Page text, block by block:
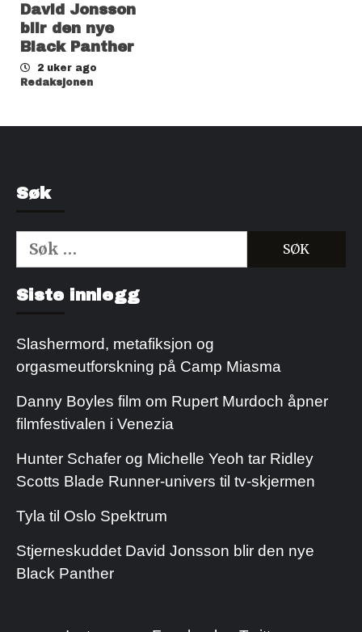
David Jonsson
blir den nye
Black Panther
2 uker ago
Redaksjonen
Søk
Søk
etter:
Siste innlegg
Slashermord, metafiksjon og
orgasmeutforskning på Camp Miasma
Danny Boyles film om Rupert Murdoch åpner
filmfestivalen i Venezia
Hunter Schafer og Michelle Yeoh tar Ridley
Scotts Blade Runner-univers til tv-skjermen
Tyla til Oslo Spektrum
Stjerneskuddet David Jonsson blir den nye
Black Panther